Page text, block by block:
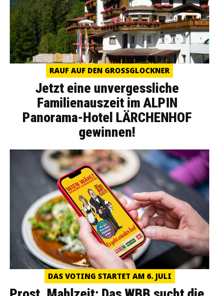
RAUF AUF DEN GROSSGLOCKNER
Jetzt eine unvergessliche
Familienauszeit im ALPIN
Panorama-Hotel LÄRCHENHOF
gewinnen!
DAS VOTING STARTET AM 6. JULI